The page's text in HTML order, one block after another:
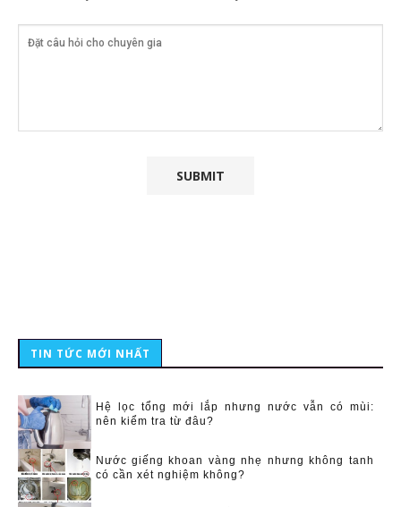
TIN TỨC MỚI NHẤT
Hệ lọc tổng mới lắp nhưng nước vẫn có mùi:
nên kiểm tra từ đâu?
Nước giếng khoan vàng nhẹ nhưng không tanh
có cần xét nghiệm không?